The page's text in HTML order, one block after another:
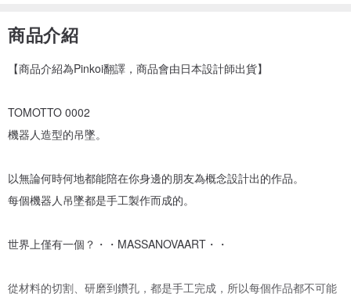
商品介紹
【商品介紹為Pinkoi翻譯，商品會由日本設計師出貨】
TOMOTTO 0002
機器人造型的吊墜。
以無論何時何地都能陪在你身邊的朋友為概念設計出的作品。
每個機器人吊墜都是手工製作而成的。
世界上僅有一個？・・MASSANOVAART・・
從材料的切割、研磨到鑽孔，都是手工完成，所以每個作品都不可能